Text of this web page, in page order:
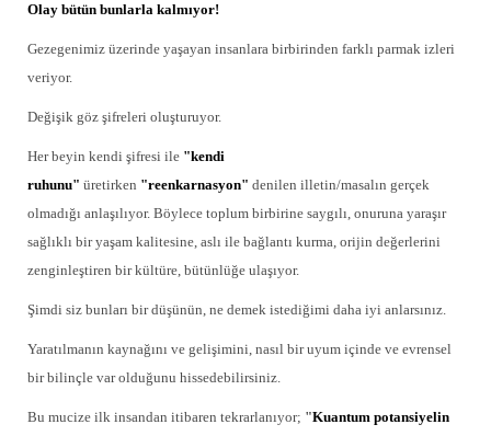
Olay bütün bunlarla kalmıyor!
Gezegenimiz üzerinde yaşayan insanlara birbirinden farklı parmak izleri
veriyor.
Değişik göz şifreleri oluşturuyor.
Her beyin kendi şifresi ile "kendi
ruhunu" üretirken "reenkarnasyon" denilen illetin/masalın gerçek
olmadığı anlaşılıyor. Böylece toplum birbirine saygılı, onuruna yaraşır
sağlıklı bir yaşam kalitesine, aslı ile bağlantı kurma, orijin değerlerini
zenginleştiren bir kültüre, bütünlüğe ulaşıyor.
Şimdi siz bunları bir düşünün, ne demek istediğimi daha iyi anlarsınız.
Yaratılmanın kaynağını ve gelişimini, nasıl bir uyum içinde ve evrensel
bir bilinçle var olduğunu hissedebilirsiniz.
Bu mucize ilk insandan itibaren tekrarlanıyor; "Kuantum potansiyelin